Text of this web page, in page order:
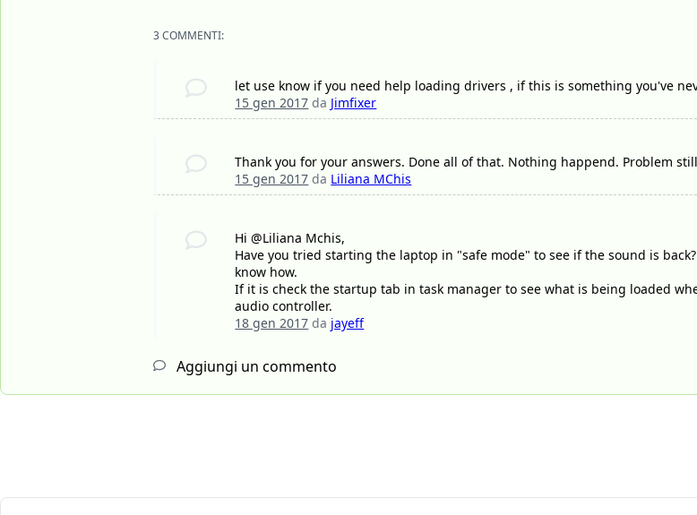
3 COMMENTI:
let use know if you need help loading drivers , if this is something you've
15 gen 2017 da Jimfixer
Thank you for your answers. Done all of that. Nothing happend. Problem
15 gen 2017 da Liliana MChis
Hi @Liliana Mchis,
Have you tried starting the laptop in "safe mode" to see if the sound is
know how.
If it is check the startup tab in task manager to see what is being loaded
audio controller.
18 gen 2017 da jayeff
Aggiungi un commento